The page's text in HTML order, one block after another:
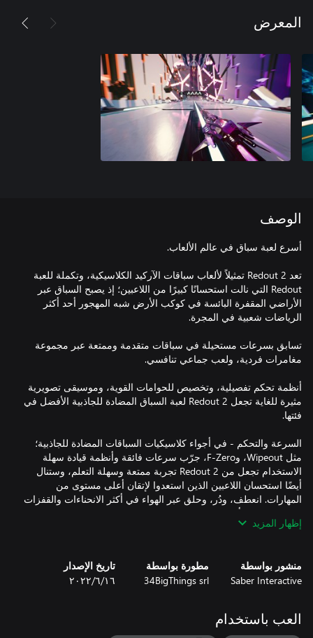
المعرض
الوصف
تعد Redout 2 تمثيلاً لألعاب سباقات الآركيد الكلاسيكية، وتكملة للعبة
Redout التي نالت استحسانًا كبيرًا من اللاعبين؛ إذ يصبح السباق عبر
الأراضي المقفرة البائسة في كوكب الأرض شبه المهجور أحد أكثر
تسابق بسرعات مستحيلة في سباقات متقدمة وممتعة عبر مجموعة
أنظمة تحكم تفصيلية، وتخصيص للحوامات القوية، وموسيقى تصويرية
مثيرة للغاية تجعل Redout 2 لعبة السباق المضادة للجاذبية الأفضل في
السرعة والتحكم - في أجواء كلاسيكيات السباقات المضادة للجاذبية؛
مثل Wipeout، وF-Zero، جرّب سرعات فائقة وأنظمة قيادة سهلة
الاستخدام تجعل من Redout 2 تجربة ممتعة وسهلة التعلم، وستنال
أيضًا استحسان اللاعبين الذين استعدوا لإتقان أعلى مستوى من
المهارات. انعطف، ودُر، وحلق عبر الهواء في أكثر الانحناءات والقفزات
النهاية بداية من سباقات الحلبات وتحدي الوقت إلى سباقات آخر فائز
اللعب الجماعي التنافسي - تسابق ضد لاعبين آخرين في قتال عنيف
عبر الإنترنت. انغمر في تحديات جديدة مع محتوى مخصص يُحدّث
إظهار المزيد
منشور بواسطة
Saber Interactive
مطورة بواسطة
34BigThings srl
تاريخ الإصدار
١٦‏/٦‏/٢٠٢٢
العب باستخدام